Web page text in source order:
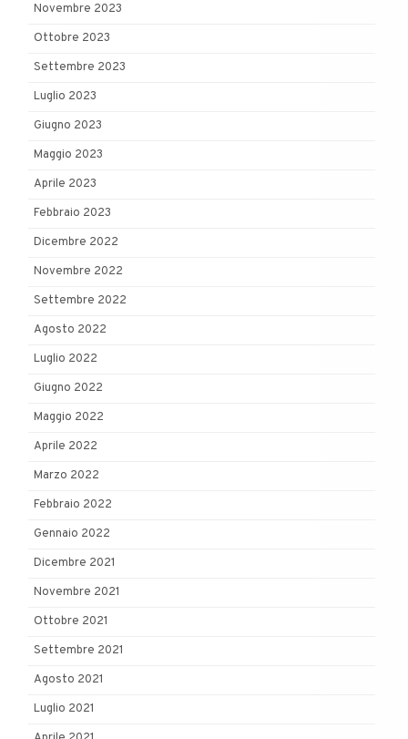
Novembre 2023
Ottobre 2023
Settembre 2023
Luglio 2023
Giugno 2023
Maggio 2023
Aprile 2023
Febbraio 2023
Dicembre 2022
Novembre 2022
Settembre 2022
Agosto 2022
Luglio 2022
Giugno 2022
Maggio 2022
Aprile 2022
Marzo 2022
Febbraio 2022
Gennaio 2022
Dicembre 2021
Novembre 2021
Ottobre 2021
Settembre 2021
Agosto 2021
Luglio 2021